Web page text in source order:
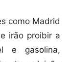
como Madrid
irão proibir a
e gasolina,